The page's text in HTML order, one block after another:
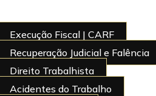
Execução Fiscal | CARF
Recuperação Judicial e Falência
Direito Trabalhista
Acidentes do Trabalho